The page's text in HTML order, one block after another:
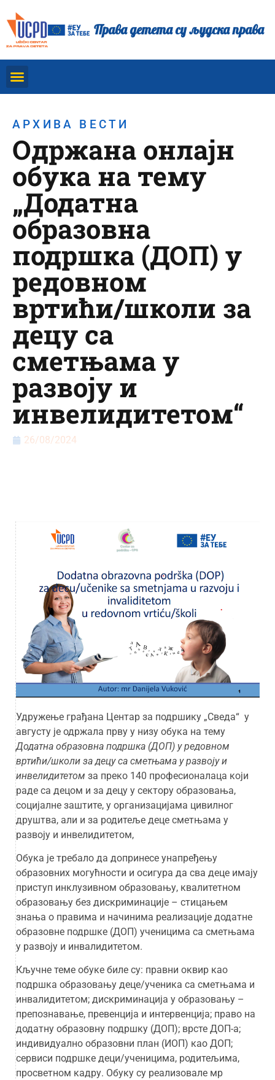
Права детета су људска права
АРХИВА ВЕСТИ
Одржана онлајн
обука на тему
„Додатна
образовна
подршка (ДОП) у
редовном
вртићи/школи за
децу са
сметњама у
развоју и
инвелидитетом“
26/08/2024
Удружење грађана Центар за подршику „Сведа“ у
августу је одржала прву у низу обука на тему
Додатна образовна подршка (ДОП) у редовном
вртићи/школи за децу са сметњама у развоју и
инвелидитетом за преко 140 професионалаца који
раде са децом и за децу у сектору образовања,
социјалне заштите, у организацијама цивилног
друштва, али и за родитеље деце сметњама у
развоју и инвелидитетом,
Обука је требало да допринесе унапређењу
образовних могућности и осигура да сва деце имају
приступ инклузивном образовању, квалитетном
образовању без дискриминације – стицањем
знања о правима и начинима реализације додатне
образовне подршке (ДОП) ученицима са сметњама
у развоју и инвалидитетом.
Кључне теме обуке биле су: правни оквир као
подршка образовању деце/ученика са сметњама и
инвалидитетом; дискриминација у образовању –
препознавање, превенција и интервенција; право на
додатну образовну подршку (ДОП); врсте ДОП-а;
индивидуално образовни план (ИОП) као ДОП;
сервиси подршке деци/ученицима, родитељима,
просветном кадру. Обуку су реализовале мр